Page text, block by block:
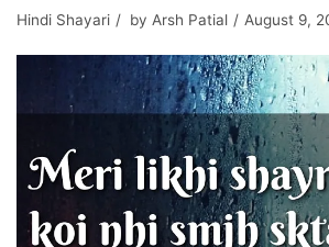
Hindi Shayari by Arsh Patial August 9,